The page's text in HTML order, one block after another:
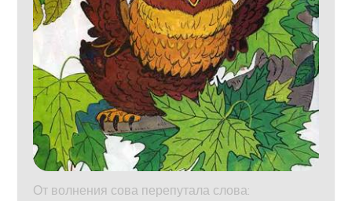
От волнения сова перепутала слова: